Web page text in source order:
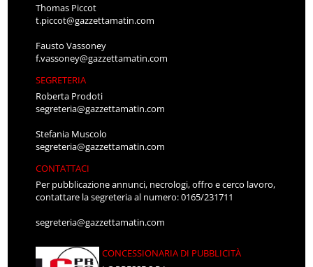
Thomas Piccot
t.piccot@gazzettamatin.com
Fausto Vassoney
f.vassoney@gazzettamatin.com
SEGRETERIA
Roberta Prodoti
segreteria@gazzettamatin.com
Stefania Muscolo
segreteria@gazzettamatin.com
CONTATTACI
Per pubblicazione annunci, necrologi, offro e cerco lavoro,
contattare la segreteria al numero: 0165/231711
segreteria@gazzettamatin.com
CONCESSIONARIA DI PUBBLICITÀ